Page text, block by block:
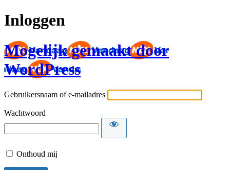
Inloggen
Mogelijk gemaakt door
WordPress
Gebruikersnaam of e-mailadres
Wachtwoord
Onthoud mij